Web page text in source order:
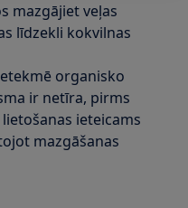
mazgājiet veļas
līdzekli kokvilnas
organisko
ir netīra, pirms
ieteicams
mazgāšanas